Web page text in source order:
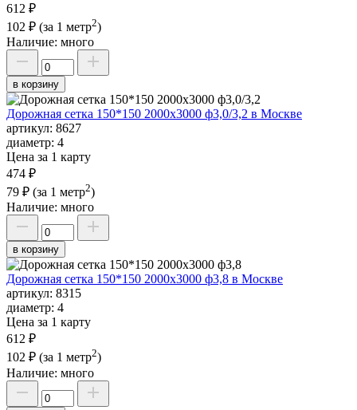
612 ₽
102 ₽ (за 1 метр2)
Наличие: много
в корзину
Дорожная сетка 150*150 2000х3000 ф3,0/3,2 в Москве
артикул: 8627
диаметр: 4
Цена за 1 карту
474 ₽
79 ₽ (за 1 метр2)
Наличие: много
в корзину
Дорожная сетка 150*150 2000х3000 ф3,8 в Москве
артикул: 8315
диаметр: 4
Цена за 1 карту
612 ₽
102 ₽ (за 1 метр2)
Наличие: много